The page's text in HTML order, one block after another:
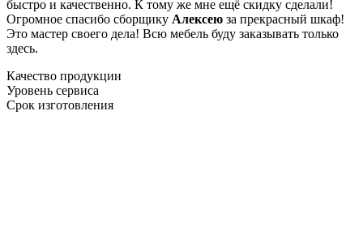
быстро и качественно. К тому же мне ещё скидку сделали!
Огромное спасибо сборщику Алексею за прекрасный шкаф!
Это мастер своего дела! Всю мебель буду заказывать только
здесь.
Качество продукции
Уровень сервиса
Срок изготовления